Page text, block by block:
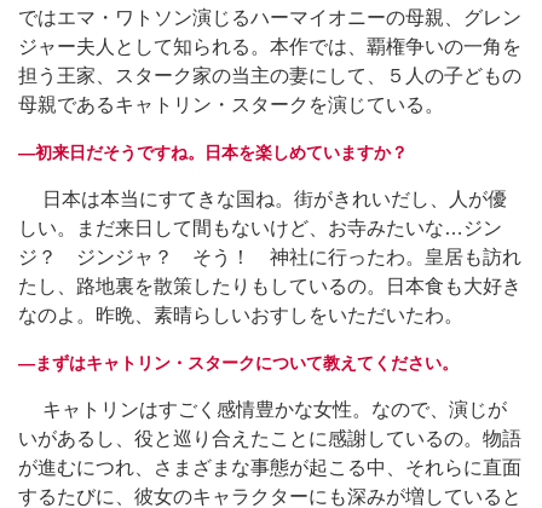
ではエマ・ワトソン演じるハーマイオニーの母親、グレン
ジャー夫人として知られる。本作では、覇権争いの一角を
担う王家、スターク家の当主の妻にして、５人の子どもの
母親であるキャトリン・スタークを演じている。
―初来日だそうですね。日本を楽しめていますか？
日本は本当にすてきな国ね。街がきれいだし、人が優
しい。まだ来日して間もないけど、お寺みたいな…ジン
ジ？ ジンジャ？ そう！ 神社に行ったわ。皇居も訪れ
たし、路地裏を散策したりもしているの。日本食も大好き
なのよ。昨晩、素晴らしいおすしをいただいたわ。
―まずはキャトリン・スタークについて教えてください。
キャトリンはすごく感情豊かな女性。なので、演じが
いがあるし、役と巡り合えたことに感謝しているの。物語
が進むにつれ、さまざまな事態が起こる中、それらに直面
するたびに、彼女のキャラクターにも深みが増していると